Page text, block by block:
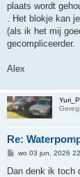
plaats wordt
. Het blokje kan
(als ik het mij
gecompliceerder.
Alex
Re:
B
r
wo 03 jun, 2026
Dan denk ik toch